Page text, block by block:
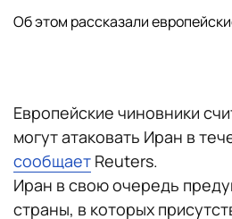
Об этом рассказали
Европейские чиновники
могут атаковать Иран в
сообщает Reuters.
Иран в свою очередь
страны, в которых